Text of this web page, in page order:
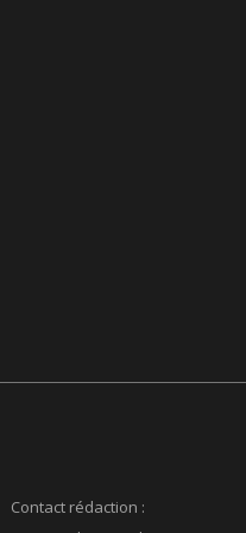
Contact rédaction :